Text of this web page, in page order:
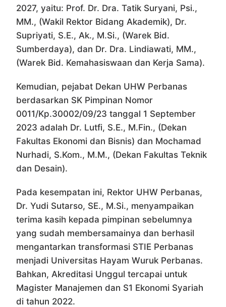
2027, yaitu: Prof. Dr. Dra. Tatik Suryani, Psi.,
MM., (Wakil Rektor Bidang Akademik), Dr.
Supriyati, S.E., Ak., M.Si., (Warek Bid.
Sumberdaya), dan Dr. Dra. Lindiawati, MM.,
(Warek Bid. Kemahasiswaan dan Kerja Sama).
Kemudian, pejabat Dekan UHW Perbanas
berdasarkan SK Pimpinan Nomor
0011/Kp.30002/09/23 tanggal 1 September
2023 adalah Dr. Lutfi, S.E., M.Fin., (Dekan
Fakultas Ekonomi dan Bisnis) dan Mochamad
Nurhadi, S.Kom., M.M., (Dekan Fakultas Teknik
dan Desain).
Pada kesempatan ini, Rektor UHW Perbanas,
Dr. Yudi Sutarso, SE., M.Si., menyampaikan
terima kasih kepada pimpinan sebelumnya
yang sudah membersamainya dan berhasil
mengantarkan transformasi STIE Perbanas
menjadi Universitas Hayam Wuruk Perbanas.
Bahkan, Akreditasi Unggul tercapai untuk
Magister Manajemen dan S1 Ekonomi Syariah
di tahun 2022.